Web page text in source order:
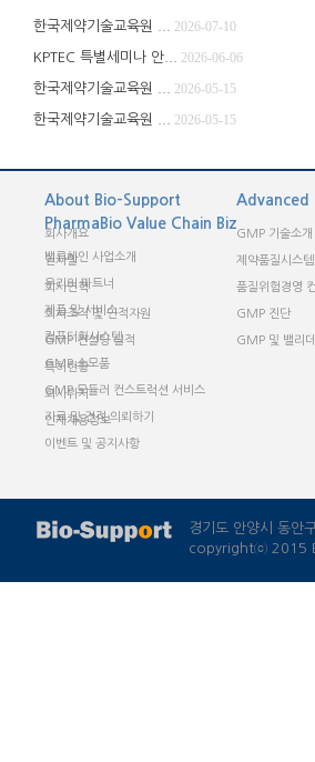
About Bio-Support
회사개요
인사말
회사연혁
회사조직 및 인적자원
GMP 컨설팅 실적
특허현황
회사위치
인재채용정보
Advanced
GMP 기술소개
제약품질시스
품질위험경영
GMP 진단
GMP 및 밸리
PharmaBio Value Chain Biz
밸류체인 사업소개
우리의 파트너
제품 및 서비스
컴퓨터화시스템
GMP 소모품
GMP 모듈러 컨스트럭션 서비스
자료 및 견적 의뢰하기
이벤트 및 공지사항
한국제약기술교육원 ... 2026-07-10
KPTEC 특별세미나 안... 2026-06-06
한국제약기술교육원 ... 2026-05-15
한국제약기술교육원 ... 2026-05-15
경기도 안양시 동안
copyrightⓒ 2015